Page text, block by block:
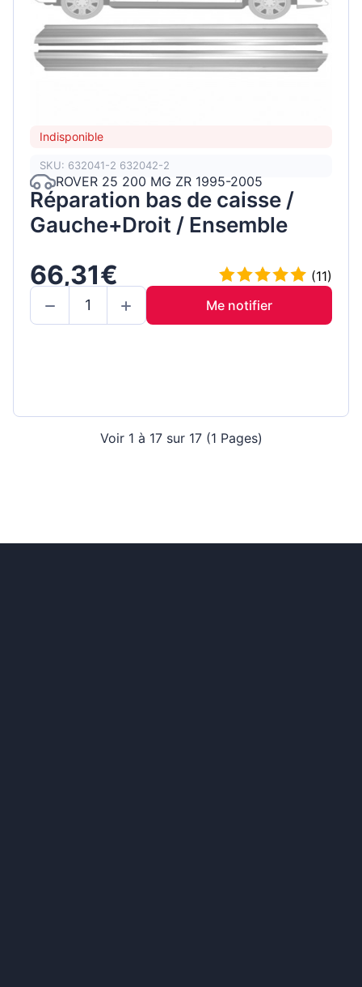
Indisponible
SKU: 632041-2 632042-2
ROVER 25 200 MG ZR 1995-2005
Réparation bas de caisse /
Gauche+Droit / Ensemble
66,31€
(11)
Me notifier
Voir 1 à 17 sur 17 (1 Pages)